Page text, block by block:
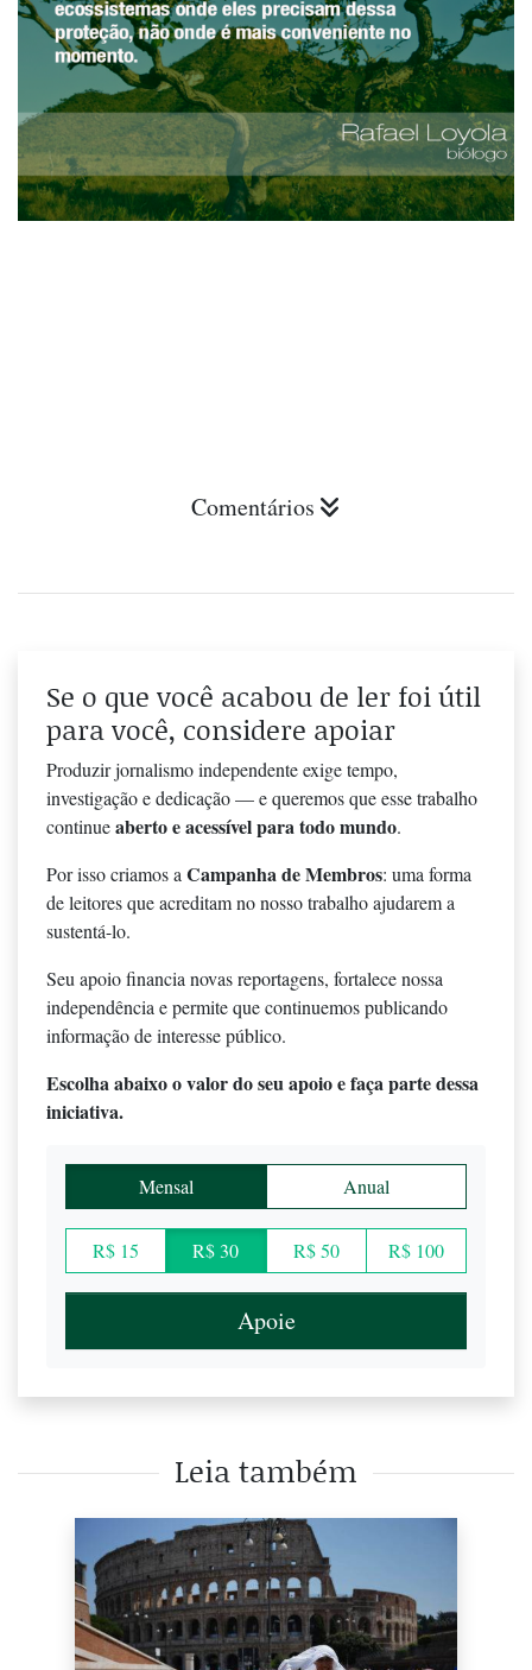
Comentários
Se o que você acabou de ler foi útil
para você, considere apoiar
Produzir jornalismo independente exige tempo,
investigação e dedicação — e queremos que esse trabalho
continueaberto e acessível para todo mundo.
Por isso criamos a Campanha de Membros: uma forma
de leitores que acreditam no nosso trabalho ajudarem a
sustentá-lo.
Seu apoio financia novas reportagens, fortalece nossa
independência e permite que continuemos publicando
informação de interesse público.
Escolha abaixo o valor do seu apoio e faça parte dessa
iniciativa.
Mensal Anual
R$ 15 R$ 30 R$ 50 R$ 100
Apoie
Leia também